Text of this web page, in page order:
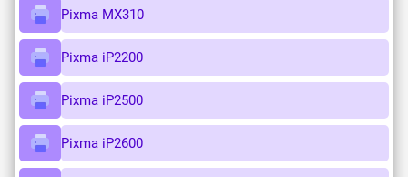
Pixma MX310
Pixma iP2200
Pixma iP2500
Pixma iP2600